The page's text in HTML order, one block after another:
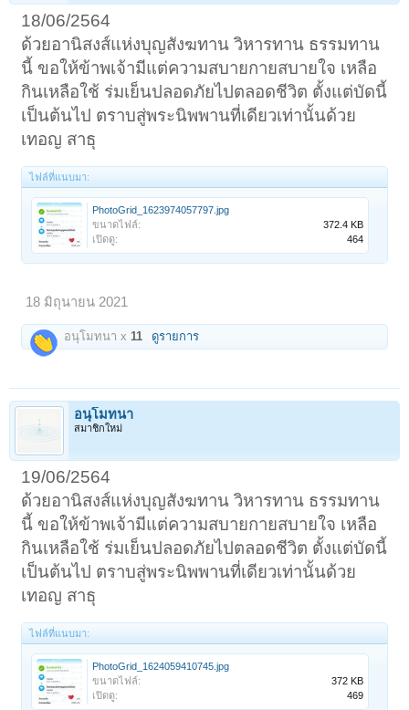
18/06/2564
ด้วยอานิสงส์แห่งบุญสังฆทาน วิหารทาน ธรรมทาน
นี้ ขอให้ข้าพเจ้ามีแต่ความสบายกายสบายใจ เหลือ
กินเหลือใช้ ร่มเย็นปลอดภัยไปตลอดชีวิต ตั้งแต่บัดนี้
เป็นต้นไป ตราบสู่พระนิพพานที่เดียวเท่านั้นด้วย
เทอญ สาธุ
ไฟล์ที่แนบมา:
PhotoGrid_1623974057797.jpg
ขนาดไฟล์:
372.4 KB
เปิดดู:
464
18 มิถุนายน 2021
อนุโมทนา x11 ดูรายการ
อนุโมทนา
สมาชิกใหม่
19/06/2564
ด้วยอานิสงส์แห่งบุญสังฆทาน วิหารทาน ธรรมทาน
นี้ ขอให้ข้าพเจ้ามีแต่ความสบายกายสบายใจ เหลือ
กินเหลือใช้ ร่มเย็นปลอดภัยไปตลอดชีวิต ตั้งแต่บัดนี้
เป็นต้นไป ตราบสู่พระนิพพานที่เดียวเท่านั้นด้วย
เทอญ สาธุ
ไฟล์ที่แนบมา:
PhotoGrid_1624059410745.jpg
ขนาดไฟล์:
372 KB
เปิดดู:
469